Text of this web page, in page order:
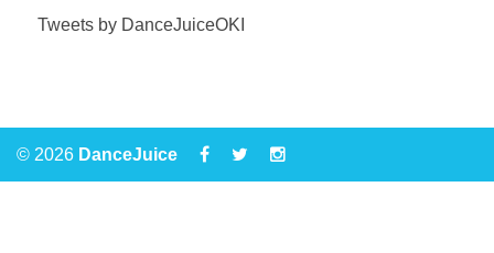
Tweets by DanceJuiceOKI
© 2026 DanceJuice